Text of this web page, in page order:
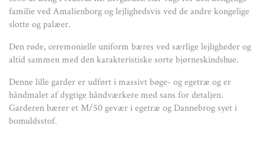
Størrelse:
Design:
Kristian Jakobsen
familie ved Amalienborg og lejlighedsvis ved de andre kongelige
slotte og palæer.
Den røde, ceremonielle uniform bæres ved særlige lejligheder og
altid sammen med den karakteristiske sorte bjørneskindshue.
Denne lille garder er udført i massivt bøge- og egetræ og er
håndmalet af dygtige håndværkere med sans for detaljen.
Garderen bærer et M/50 gevær i egetræ og Dannebrog syet i
bomuldsstof.